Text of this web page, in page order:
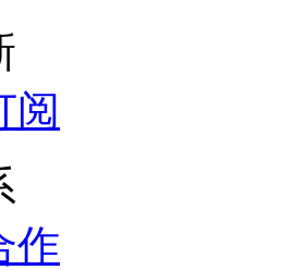
阅
作